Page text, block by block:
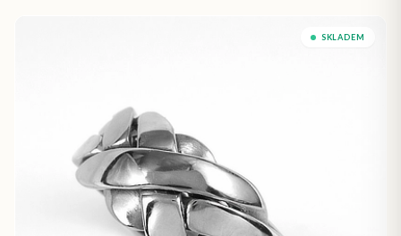
SKLADEM